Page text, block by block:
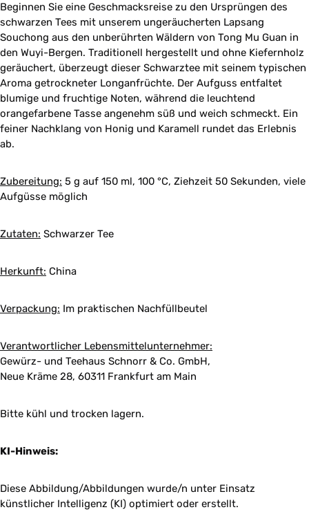
Beginnen Sie eine Geschmacksreise zu den Ursprüngen des
schwarzen Tees mit unserem ungeräucherten Lapsang
Souchong aus den unberührten Wäldern von Tong Mu Guan in
den Wuyi-Bergen. Traditionell hergestellt und ohne Kiefernholz
geräuchert, überzeugt dieser Schwarztee mit seinem typischen
Aroma getrockneter Longanfrüchte. Der Aufguss entfaltet
blumige und fruchtige Noten, während die leuchtend
orangefarbene Tasse angenehm süß und weich schmeckt. Ein
feiner Nachklang von Honig und Karamell rundet das Erlebnis
ab.
Zubereitung: 5 g auf 150 ml, 100 °C, Ziehzeit 50 Sekunden, viele
Aufgüsse möglich
Zutaten: Schwarzer Tee
Herkunft: China
Verpackung: Im praktischen Nachfüllbeutel
Verantwortlicher Lebensmittelunternehmer:
Gewürz- und Teehaus Schnorr & Co. GmbH,
Neue Kräme 28, 60311 Frankfurt am Main
Bitte kühl und trocken lagern.
KI-Hinweis:
Diese Abbildung/Abbildungen wurde/n unter Einsatz
künstlicher Intelligenz (KI) optimiert oder erstellt.